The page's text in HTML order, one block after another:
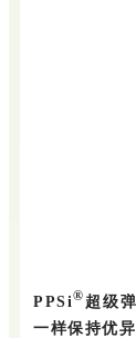
PPSi® 超级
一样保持优